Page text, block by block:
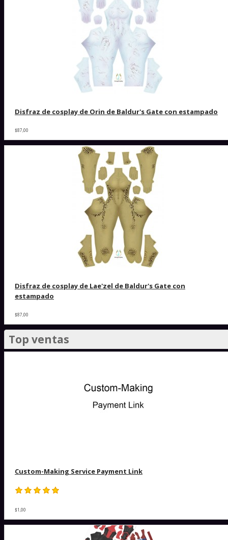
Disfraz de cosplay de Orin de Baldur's Gate con estampado
$87,00
Disfraz de cosplay de Lae'zel de Baldur's Gate con
estampado
$87,00
Top ventas
Custom-Making Service Payment Link
$1,00